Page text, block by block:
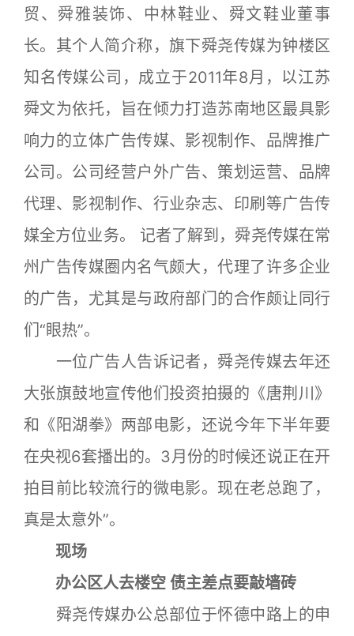
贸、舜雅装饰、中林鞋业、舜文鞋业董事
长。其个人简介称，旗下舜尧传媒为钟楼区
知名传媒公司，成立于2011年8月，以江苏
舜文为依托，旨在倾力打造苏南地区最具影
响力的立体广告传媒、影视制作、品牌推广
公司。公司经营户外广告、策划运营、品牌
代理、影视制作、行业杂志、印刷等广告传
媒全方位业务。 记者了解到，舜尧传媒在常
州广告传媒圈内名气颇大，代理了许多企业
的广告，尤其是与政府部门的合作颇让同行
们“眼热”。
一位广告人告诉记者，舜尧传媒去年还
大张旗鼓地宣传他们投资拍摄的《唐荆川》
和《阳湖拳》两部电影，还说今年下半年要
在央视6套播出的。3月份的时候还说正在开
拍目前比较流行的微电影。现在老总跑了，
真是太意外”。
现场
办公区人去楼空 债主差点要敲墙砖
舜尧传媒办公总部位于怀德中路上的申